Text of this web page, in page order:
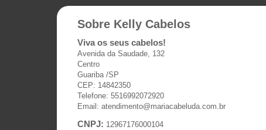
Sobre Kelly Cabelos
Viva os seus cabelos!
Avenida da Saudade, 132
Centro
Guariba /SP
CEP: 14842350
Telefone: 5516992072920
Email: atendimento@mariacabeluda.com.br
CNPJ: 12967176000104